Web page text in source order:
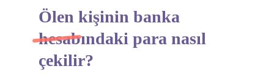
Ölen kişinin banka
hesabındaki para nasıl
çekilir?